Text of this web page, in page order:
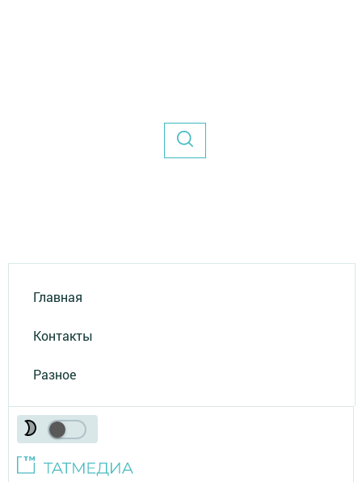
Главная
Контакты
Разное